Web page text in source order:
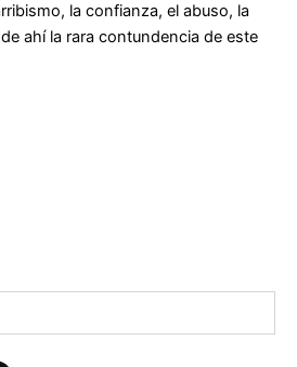
la confianza, el abuso, la
ahí la rara contundencia de este